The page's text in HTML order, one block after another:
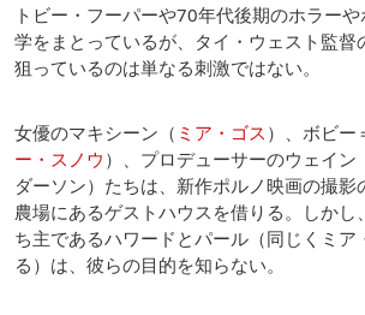
トビー・フーパーや70年代後期のホラー
学をまとっているが、タイ・ウェスト監督
狙っているのは単なる刺激ではない。
女優のマキシーン（ ミア・ゴス ）、ボビー
ー・スノウ ）、プロデューサーのウェイン
ダーソン）たちは、新作ポルノ映画の撮
農場にあるゲストハウスを借りる。しかし
ち主であるハワードとパール（同じくミア
る）は、彼らの目的を知らない。